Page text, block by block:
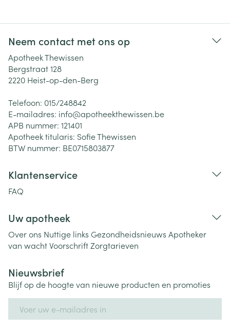
Neem contact met ons op
Apotheek Thewissen
Bergstraat 128
2220 Heist-op-den-Berg
Telefoon: 015/248842
E-mailadres: info@apotheekthewissen.be
APB nummer: 121401
Apotheek titularis: Sofie Thewissen
BTW nummer: BE0715803877
Klantenservice
FAQ
Uw apotheek
Over ons Nuttige links Gezondheidsnieuws Apotheker
van wachtVoorschriftZorgtarieven
Nieuwsbrief
Blijf op de hoogte van nieuwe producten en promoties